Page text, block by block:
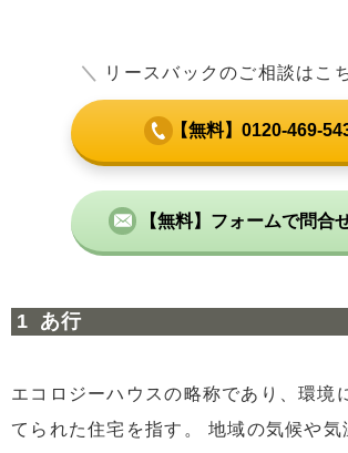
＼ リースバックのご相談はこ
【無料】0120-469-
【無料】フォームで問合
あ行
エコロジーハウスの略称であり、環境
てられた住宅を指す。 地域の気候や気